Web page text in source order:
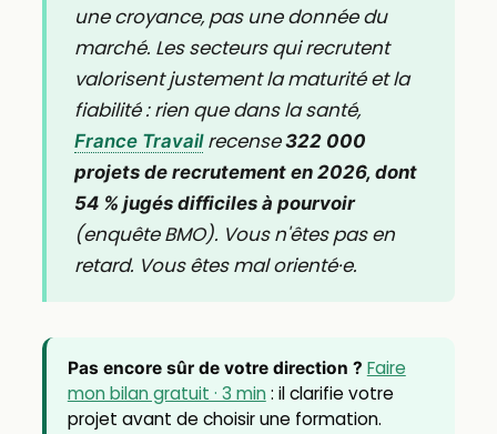
une croyance, pas une donnée du
marché. Les secteurs qui recrutent
valorisent justement la maturité et la
fiabilité : rien que dans la santé,
France Travailrecense322 000
projets de recrutement en 2026, dont
54 % jugés difficiles à pourvoir
(enquête BMO). Vous n'êtes pas en
retard. Vous êtes mal orienté·e.
Pas encore sûr de votre direction ? Faire
mon bilan gratuit · 3 min: il clarifie votre
projet avant de choisir une formation.